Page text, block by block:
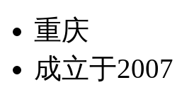
重庆
成立于2007